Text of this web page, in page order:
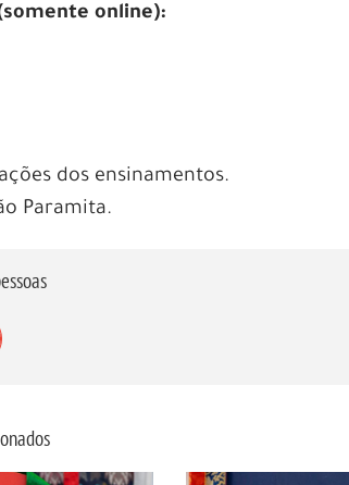
online):
dos ensinamentos.
Paramita.